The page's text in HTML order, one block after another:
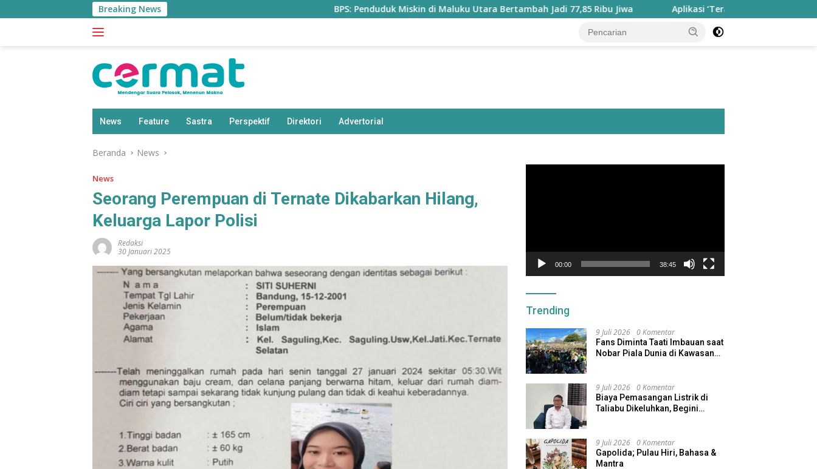
ke
Breaking News BPS: Penduduk Miskin di Maluku Utara Bertambah Jadi 77,85 Ribu Jiwa Aplikasi ‘Teras Pendidikan’ Disiapkan
News Feature Sastra Perspektif Direktori Advertorial
Beranda News
News
Seorang Perempuan di Ternate Dikabarkan Hilang,
Keluarga Lapor Polisi
Redaksi
30 Januari 2025
00:00 38:45
Trending
9 Juli 2026 0 Komentar
Fans Diminta Taati Imbauan saat
Nobar Piala Dunia di Kawasan
9 Juli 2026 0 Komentar
Biaya Pemasangan Listrik di
Taliabu Dikeluhkan, Begini
9 Juli 2026 0 Komentar
Gapolida; Pulau Hiri, Bahasa &
Mantra